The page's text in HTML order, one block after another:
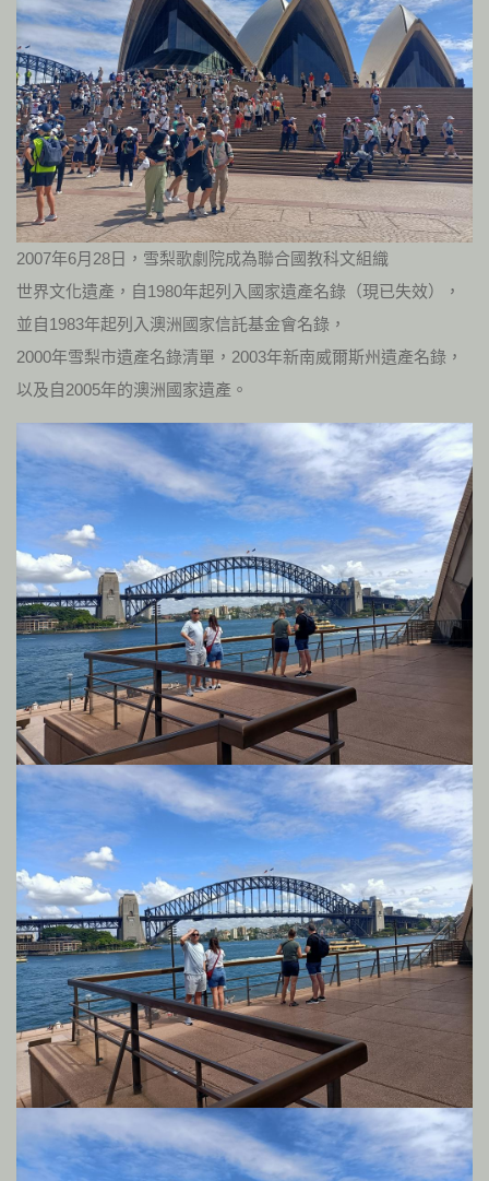
2007年6月28日，雪梨歌劇院成為聯合國教科文組織
世界文化遺產，自1980年起列入國家遺產名錄（現已失效），
並自1983年起列入澳洲國家信託基金會名錄，
2000年雪梨市遺產名錄清單，2003年新南威爾斯州遺產名錄，
以及自2005年的澳洲國家遺產。